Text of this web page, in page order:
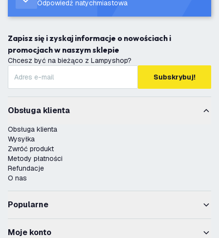
Odpowiedź natychmiastowa
Zapisz się i zyskaj informacje o nowościach i
promocjach w naszym sklepie
Chcesz być na bieżąco z Lampyshop?
Subskrybuj!
Obsługa klienta
Obsługa klienta
Wysyłka
Zwróć produkt
Metody płatności
Refundacje
O nas
Popularne
Moje konto